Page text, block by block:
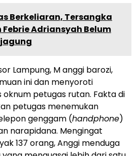
Berkeliaran, Tersangka
Adriansyah Belum
Lampung, M anggi barozi,
ini dan menyoroti
petugas rutan. Fakta di
petugas menemukan
genggam (handphone)
narapidana. Mengingat
137 orang, Anggi menduga